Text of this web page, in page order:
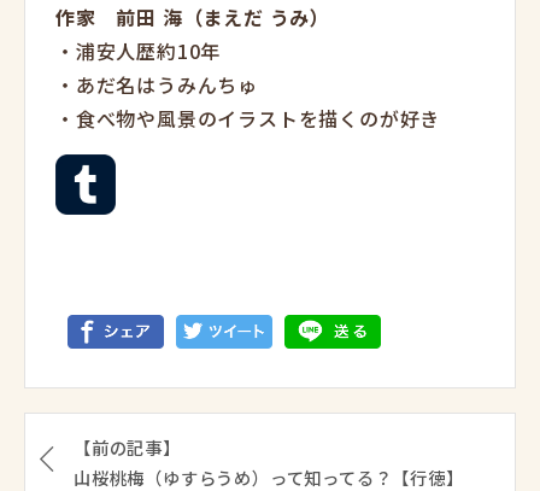
作家 前田 海（まえだ うみ）
・浦安人歴約10年
・あだ名はうみんちゅ
・食べ物や風景のイラストを描くのが好き
【前の記事】
山桜桃梅（ゆすらうめ）って知ってる？【行徳】